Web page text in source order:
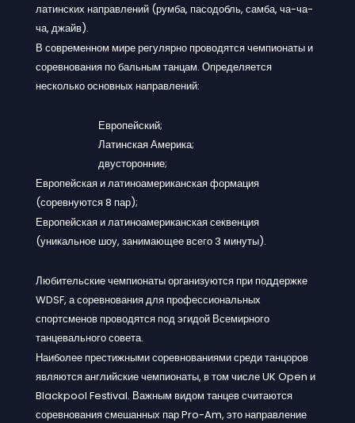
латинских направлений (румба, пасодобль, самба, ча-ча-
ча, джайв).
В современном мире регулярно проводятся чемпионаты и
соревнования по бальным танцам. Определяется
несколько основных направлений:
Европейский;
Латинская Америка;
двусторонние;
Европейская и латиноамериканская формация
(соревнуются 8 пар);
Европейская и латиноамериканская секвенция
(уникальное шоу, занимающее всего 3 минуты).
Любительские чемпионаты организуются при поддержке
WDSF, а соревнования для профессиональных
спортсменов проводятся под эгидой Всемирного
танцевального совета.
Наиболее престижными соревнованиями среди танцоров
являются английские чемпионаты, в том числе UK Open и
Blackpool Festival. Важным видом танцев считаются
соревнования смешанных пар Pro-Am, это направление